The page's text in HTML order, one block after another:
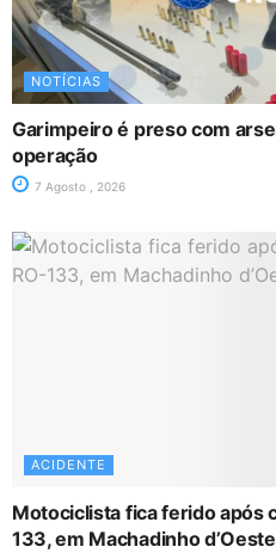
NOTÍCIAS
Garimpeiro é preso com
operação
7 Agosto , 2026
ACIDENTE
Motociclista fica ferido após
133, em Machadinho d’Oeste